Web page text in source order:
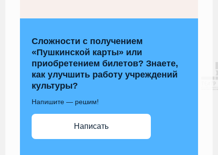
Сложности с получением
«Пушкинской карты» или
приобретением билетов? Знаете,
как улучшить работу учреждений
культуры?
Напишите — решим!
Написать